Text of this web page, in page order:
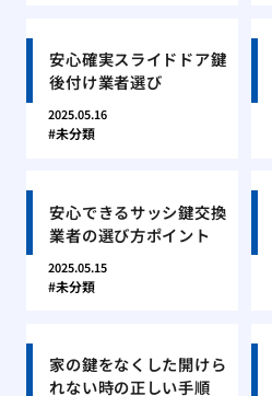
安心確実スライドドア鍵
後付け業者選び
2025.05.16
未分類
安心できるサッシ鍵交換
業者の選び方ポイント
2025.05.15
未分類
家の鍵をなくした開けら
れない時の正しい手順